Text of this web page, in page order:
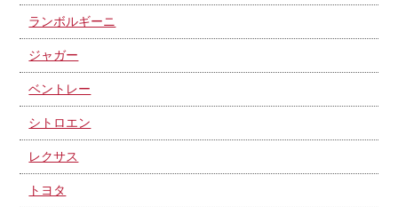
ランボルギーニ
ジャガー
ベントレー
シトロエン
レクサス
トヨタ